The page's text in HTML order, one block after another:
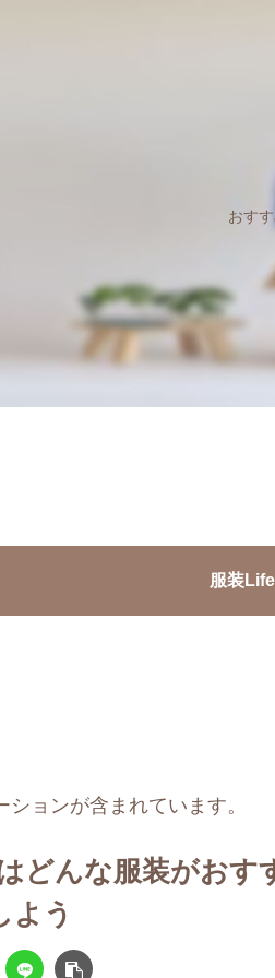
おす
服装Life
ョンが含まれています。
どんな服装がおす
よう